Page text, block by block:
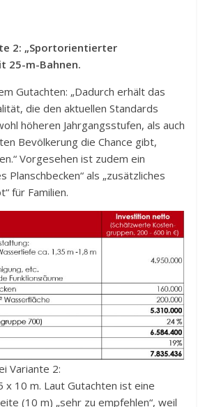
2: „Sportorientierter
25-m-Bahnen.
Gutachten: „Dadurch erhält das
die den aktuellen Standards
höheren Jahrgangsstufen, als auch
Bevölkerung die Chance gibt,
Vorgesehen ist zudem ein
Planschbecken“ als „zusätzliches
für Familien.
Variante 2:
x 10 m. Laut Gutachten ist eine
(10 m) „sehr zu empfehlen“, weil